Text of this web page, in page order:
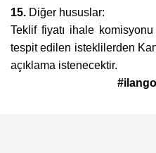
15. Diğer hususlar:
Teklif fiyatı ihale komisyonu
tespit edilen isteklilerden
açıklama istenecektir.